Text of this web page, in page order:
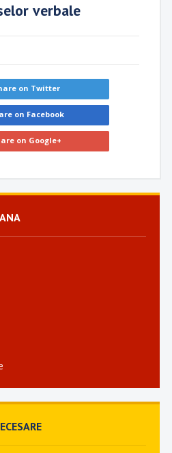
verbale
on Twitter
on Facebook
on Google+